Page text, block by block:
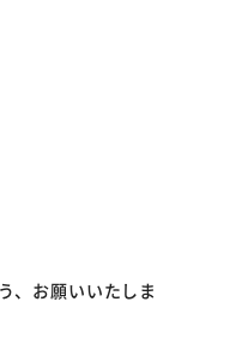
、お願いいたしま